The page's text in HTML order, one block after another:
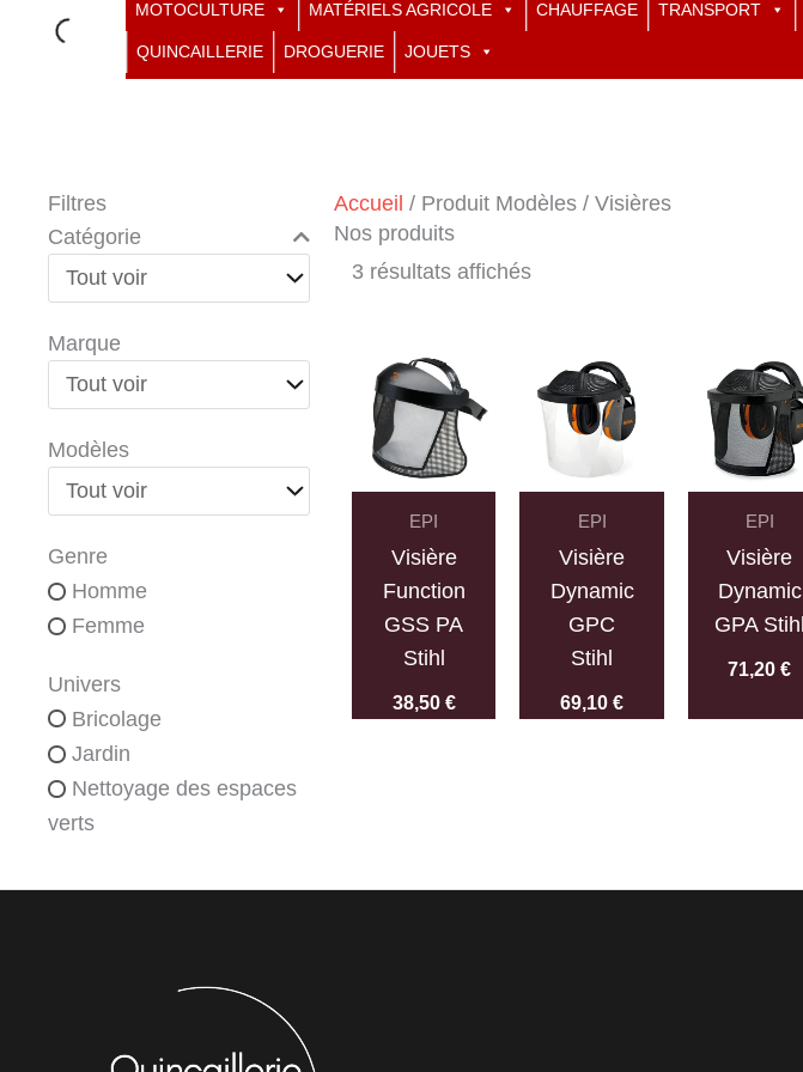
MOTOCULTURE MATÉRIELS AGRICOLE CHAUFFAGE TRANSPORT
QUINCAILLERIE DROGUERIE JOUETS
Filtres
Catégorie
Marque
Modèles
Genre
Homme
Femme
Univers
Bricolage
Jardin
Nettoyage des espaces
verts
Accueil / Produit Modèles / Visières
Nos produits
3 résultats affichés
EPI
Visière
Function
GSS PA
Stihl
38,50 €
EPI
Visière
Dynamic
GPC
Stihl
69,10€
EPI
Visière
Dynamic
GPA Stihl
71,20€